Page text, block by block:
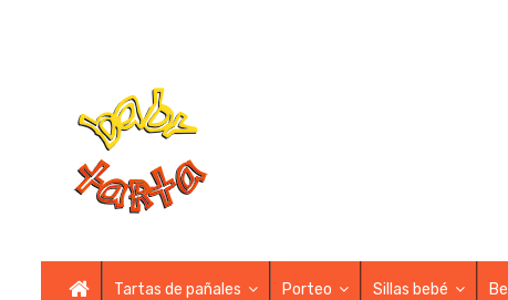
Tartas de pañales Porteo Sillas bebé